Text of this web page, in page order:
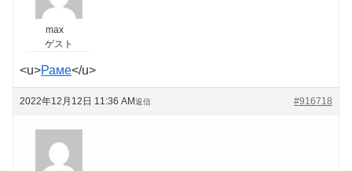
max
ゲスト
<u>Раме</u>
2022年12月12日 11:36 AM #916718
返信